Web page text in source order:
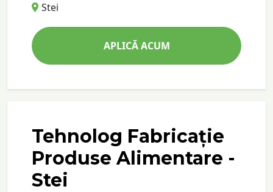
Stei
APLICĂ ACUM
Tehnolog Fabricație
Produse Alimentare -
Stei